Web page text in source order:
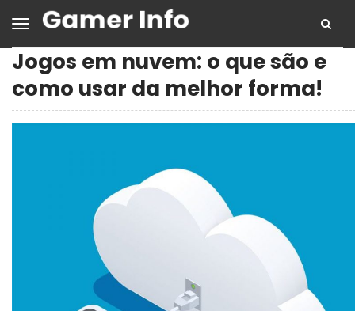
Jogos em nuvem: o que são e
como usar da melhor forma!